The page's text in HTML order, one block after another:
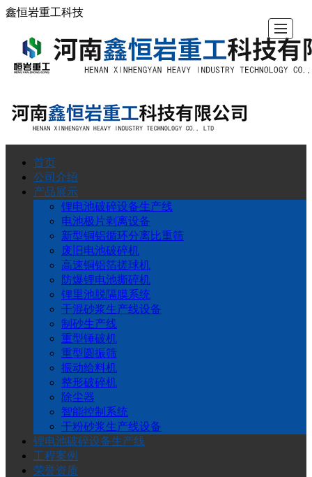
鑫恒岩重工科技
首
司
介
绍
品
展
示
电
池
破
碎
生
程
案
誉 闻 系
首页
公司介绍
产品展示
锂电池破碎设备生产线
电池极片剥离设备
新型铜铝循环分离比重筛
废旧电池破碎机
高速铜铝箔搓球机
防爆锂电池撕碎机
锂里池脱隔膜系统
干混砂浆生产线设备
制砂生产线
重型锤破机
重型圆振筛
振动给料机
整形破碎机
除尘器
智能控制系统
干粉砂浆生产线设备
锂电池破碎设备生产线
工程案例
荣誉资质